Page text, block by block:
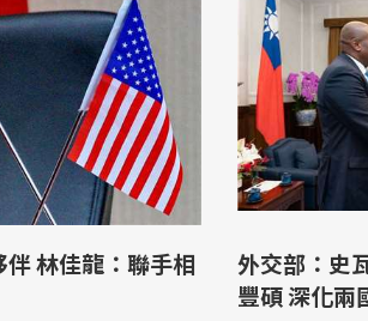
外交部：史
豐碩 深化